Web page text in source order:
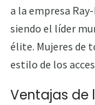
a la empresa
siendo el líder
élite. Mujeres de
estilo de los
Ventajas de